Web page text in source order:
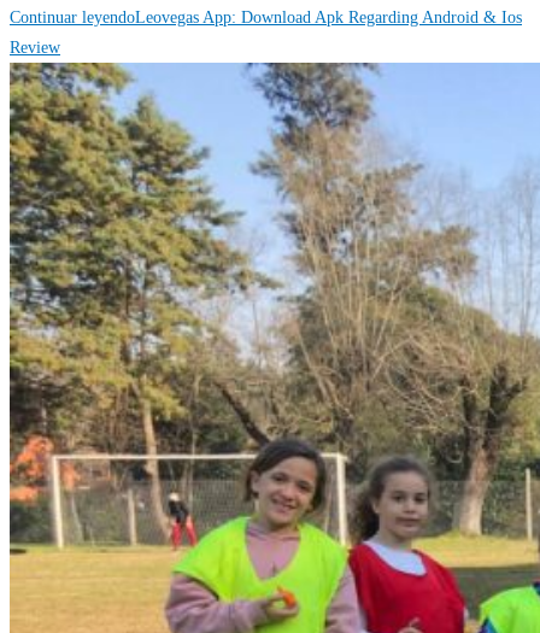
Continuar leyendoLeovegas App: Download Apk Regarding Android & Ios
Review